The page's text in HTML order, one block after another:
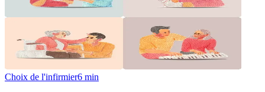
Choix de l'infirmier6 min